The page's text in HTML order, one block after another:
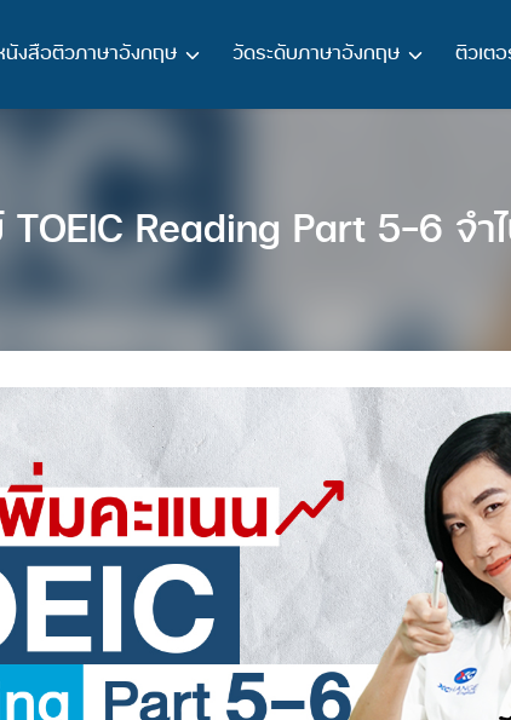
นังสือติวภาษาอังกฤษ วัดระดับภาษาอังกฤษ ติวเต
TOEIC Reading Part 5-6 จำ